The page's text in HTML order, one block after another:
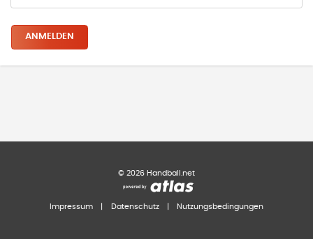
ANMELDEN
© 2026 Handball.net
Impressum Datenschutz Nutzungsbedingungen